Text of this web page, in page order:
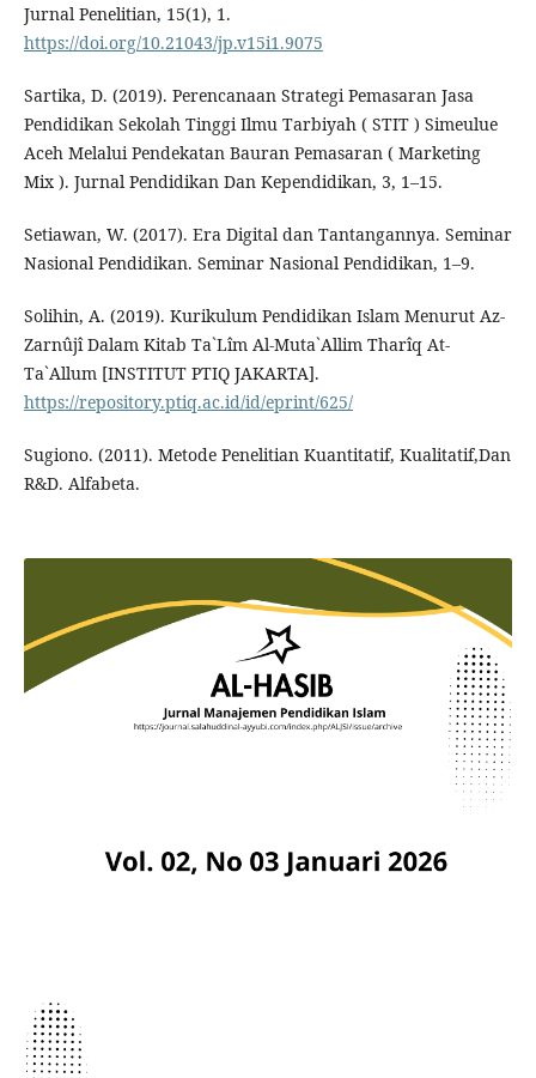
Jurnal Penelitian, 15(1), 1.
https://doi.org/10.21043/jp.v15i1.9075
Sartika, D. (2019). Perencanaan Strategi Pemasaran Jasa
Pendidikan Sekolah Tinggi Ilmu Tarbiyah ( STIT ) Simeulue
Aceh Melalui Pendekatan Bauran Pemasaran ( Marketing
Mix ). Jurnal Pendidikan Dan Kependidikan, 3, 1–15.
Setiawan, W. (2017). Era Digital dan Tantangannya. Seminar
Nasional Pendidikan. Seminar Nasional Pendidikan, 1–9.
Solihin, A. (2019). Kurikulum Pendidikan Islam Menurut Az-
Zarnûjî Dalam Kitab Ta`Lîm Al-Muta`Allim Tharîq At-
Ta`Allum [INSTITUT PTIQ JAKARTA].
https://repository.ptiq.ac.id/id/eprint/625/
Sugiono. (2011). Metode Penelitian Kuantitatif, Kualitatif,Dan
R&D. Alfabeta.